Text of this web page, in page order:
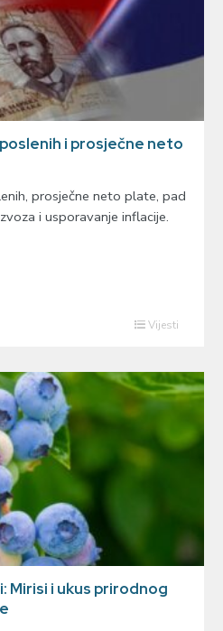
i prosječne neto
prosječne neto plate, pad
i usporavanje inflacije.
Vijesti
Mirisi i ukus prirodnog